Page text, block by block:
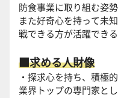
防食事業に取り組む姿
また好奇心を持って未
戦できる方が活躍できる
■求める人財像
・探求心を持ち、積極
業界トップの専門家と